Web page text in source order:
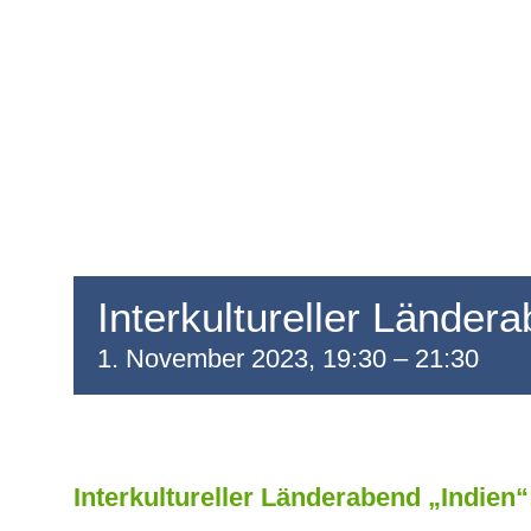
Interkultureller
1. November 2023, 19:30 – 21:30
Interkultureller Länderabend